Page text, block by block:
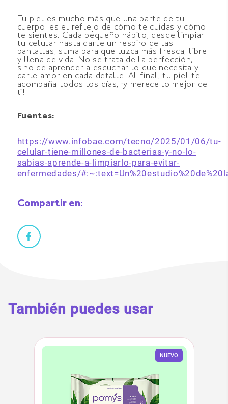
Tu piel es mucho más que una parte de tu
cuerpo: es el reflejo de cómo te cuidas y cómo
te sientes. Cada pequeño hábito, desde limpiar
tu celular hasta darte un respiro de las
pantallas, suma para que luzca más fresca, libre
y llena de vida. No se trata de la perfección,
sino de aprender a escuchar lo que necesita y
darle amor en cada detalle. Al final, tu piel te
acompaña todos los días, ¡y merece lo mejor de
ti!
Fuentes:
https://www.infobae.com/tecno/2025/01/06/tu-
celular-tiene-millones-de-bacterias-y-no-lo-
sabias-aprende-a-limpiarlo-para-evitar-
enfermedades/
Compartir en:
También puedes usar
NUEVO